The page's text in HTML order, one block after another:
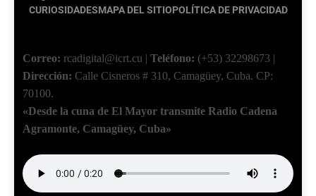
CURIOSIDADESMAPA DEL SITIOPOLÍTICA DE PRIVACIDAD
Correo: rcadigital@icrt.cu | Teléfono: (+53) 32298673 |
Dirección: Calle Cisneros # 310, Camagüey, Cuba. CP:
70100.
«Desde la cuna de El Mayor transmite Radio Cadena
Agramonte, Camagüey, Cuba»